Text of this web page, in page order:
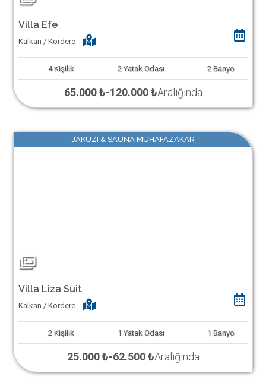
Villa Efe
Kalkan / Kördere
4 Kişilik 2 Yatak Odası 2 Banyo
65.000 ₺-120.000 ₺Aralığında
JAKUZI & SAUNA MUHAFAZAKAR
Villa Liza Suit
Kalkan / Kördere
2 Kişilik 1 Yatak Odası 1 Banyo
25.000 ₺-62.500 ₺Aralığında